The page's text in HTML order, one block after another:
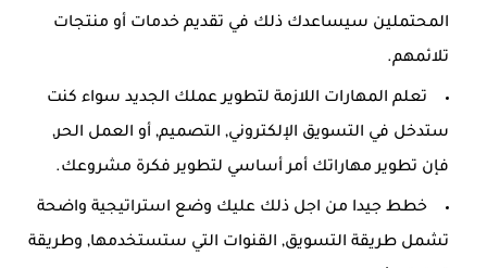
المحتملين سيساعدك ذلك في تقديم خدمات أو منتجات
تلائمهم.
تعلم المهارات اللازمة لتطوير عملك الجديد سواء كنت
ستدخل في التسويق الإلكتروني, التصميم, أو العمل الحر,
فإن تطوير مهاراتك أمر أساسي لتطوير فكرة مشروعك.
خطط جيدا من اجل ذلك عليك وضع استراتيجية واضحة
تشمل طريقة التسويق, القنوات التي ستستخدمها, وطريقة